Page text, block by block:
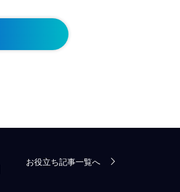
お役立ち記事一覧へ